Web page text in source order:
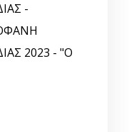
-
2023 - "Ο